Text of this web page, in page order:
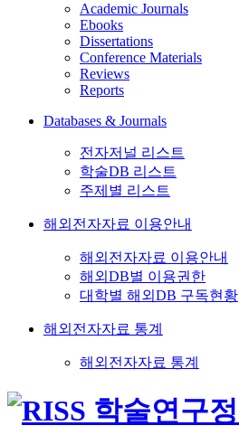
Academic Journals
Ebooks
Dissertations
Conference Materials
Reviews
Reports
Databases & Journals
전자저널 리스트
학술DB 리스트
주제별 리스트
해외전자자료 이용안내
해외전자자료 이용안내
해외DB별 이용권한
대학별 해외DB 구독현황
해외전자자료 통계
해외전자자료 통계